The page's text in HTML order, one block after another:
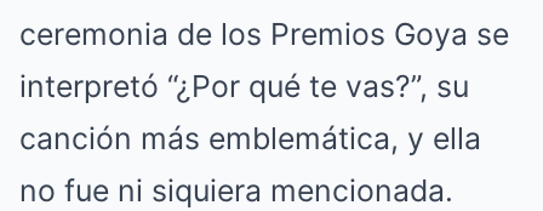
ceremonia de los Premios Goya se
interpretó “¿Por qué te vas?”, su
canción más emblemática, y ella
no fue ni siquiera mencionada.